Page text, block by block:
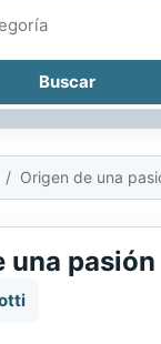
Origen de una
una pasión